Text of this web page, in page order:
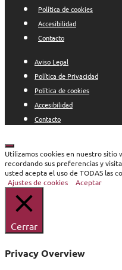
Política de cookies
Accesibilidad
Contacto
Aviso Legal
Política de Privacidad
Política de cookies
Accesibilidad
Contacto
Cerrar
Utilizamos cookies en nuestro sitio
recordando sus preferencias y
usted acepta el uso de TODAS las
Ajustes de cookies
Aceptar
Cerrar
Privacy Overview